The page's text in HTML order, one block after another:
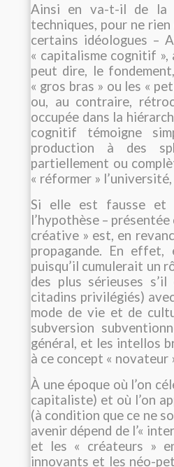
Ainsi en va-t-il de la
techniques, pour ne
certains idéologues –
« capitalisme cognitif »,
peut dire, le
« gros bras » ou les «
ou, au contraire,
occupée dans la
cognitif témoigne
production à des
partiellement ou
« réformer »
Si elle est fausse et
l’hypothèse – présentée
créative » est, en
propagande. En
puisqu’il cumulerait un
des plus sérieuses
citadins privilégiés)
mode de vie et de
subversion
général, et les intellos
à ce concept « novateur
À une époque où l’on
capitaliste) et où l’on
(à condition que ce ne
avenir dépend de l’«
et les « créateurs »
innovants et les néo-